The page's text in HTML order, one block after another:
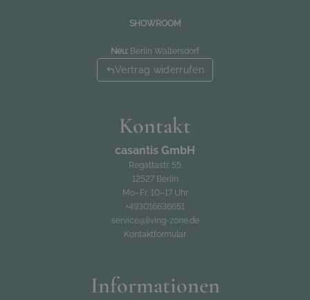
casantis GmbH
Regattastr. 55
12527 Berlin
service@living-zone.de
SHOWROOM
Neu: Berlin Waltersdorf
Vertrag widerrufen
Kontakt
casantis GmbH
Regattastr. 55
12527 Berlin
Mo–Fr, 10–17 Uhr
+493016636651
service@living-zone.de
Kontaktformular
Informationen